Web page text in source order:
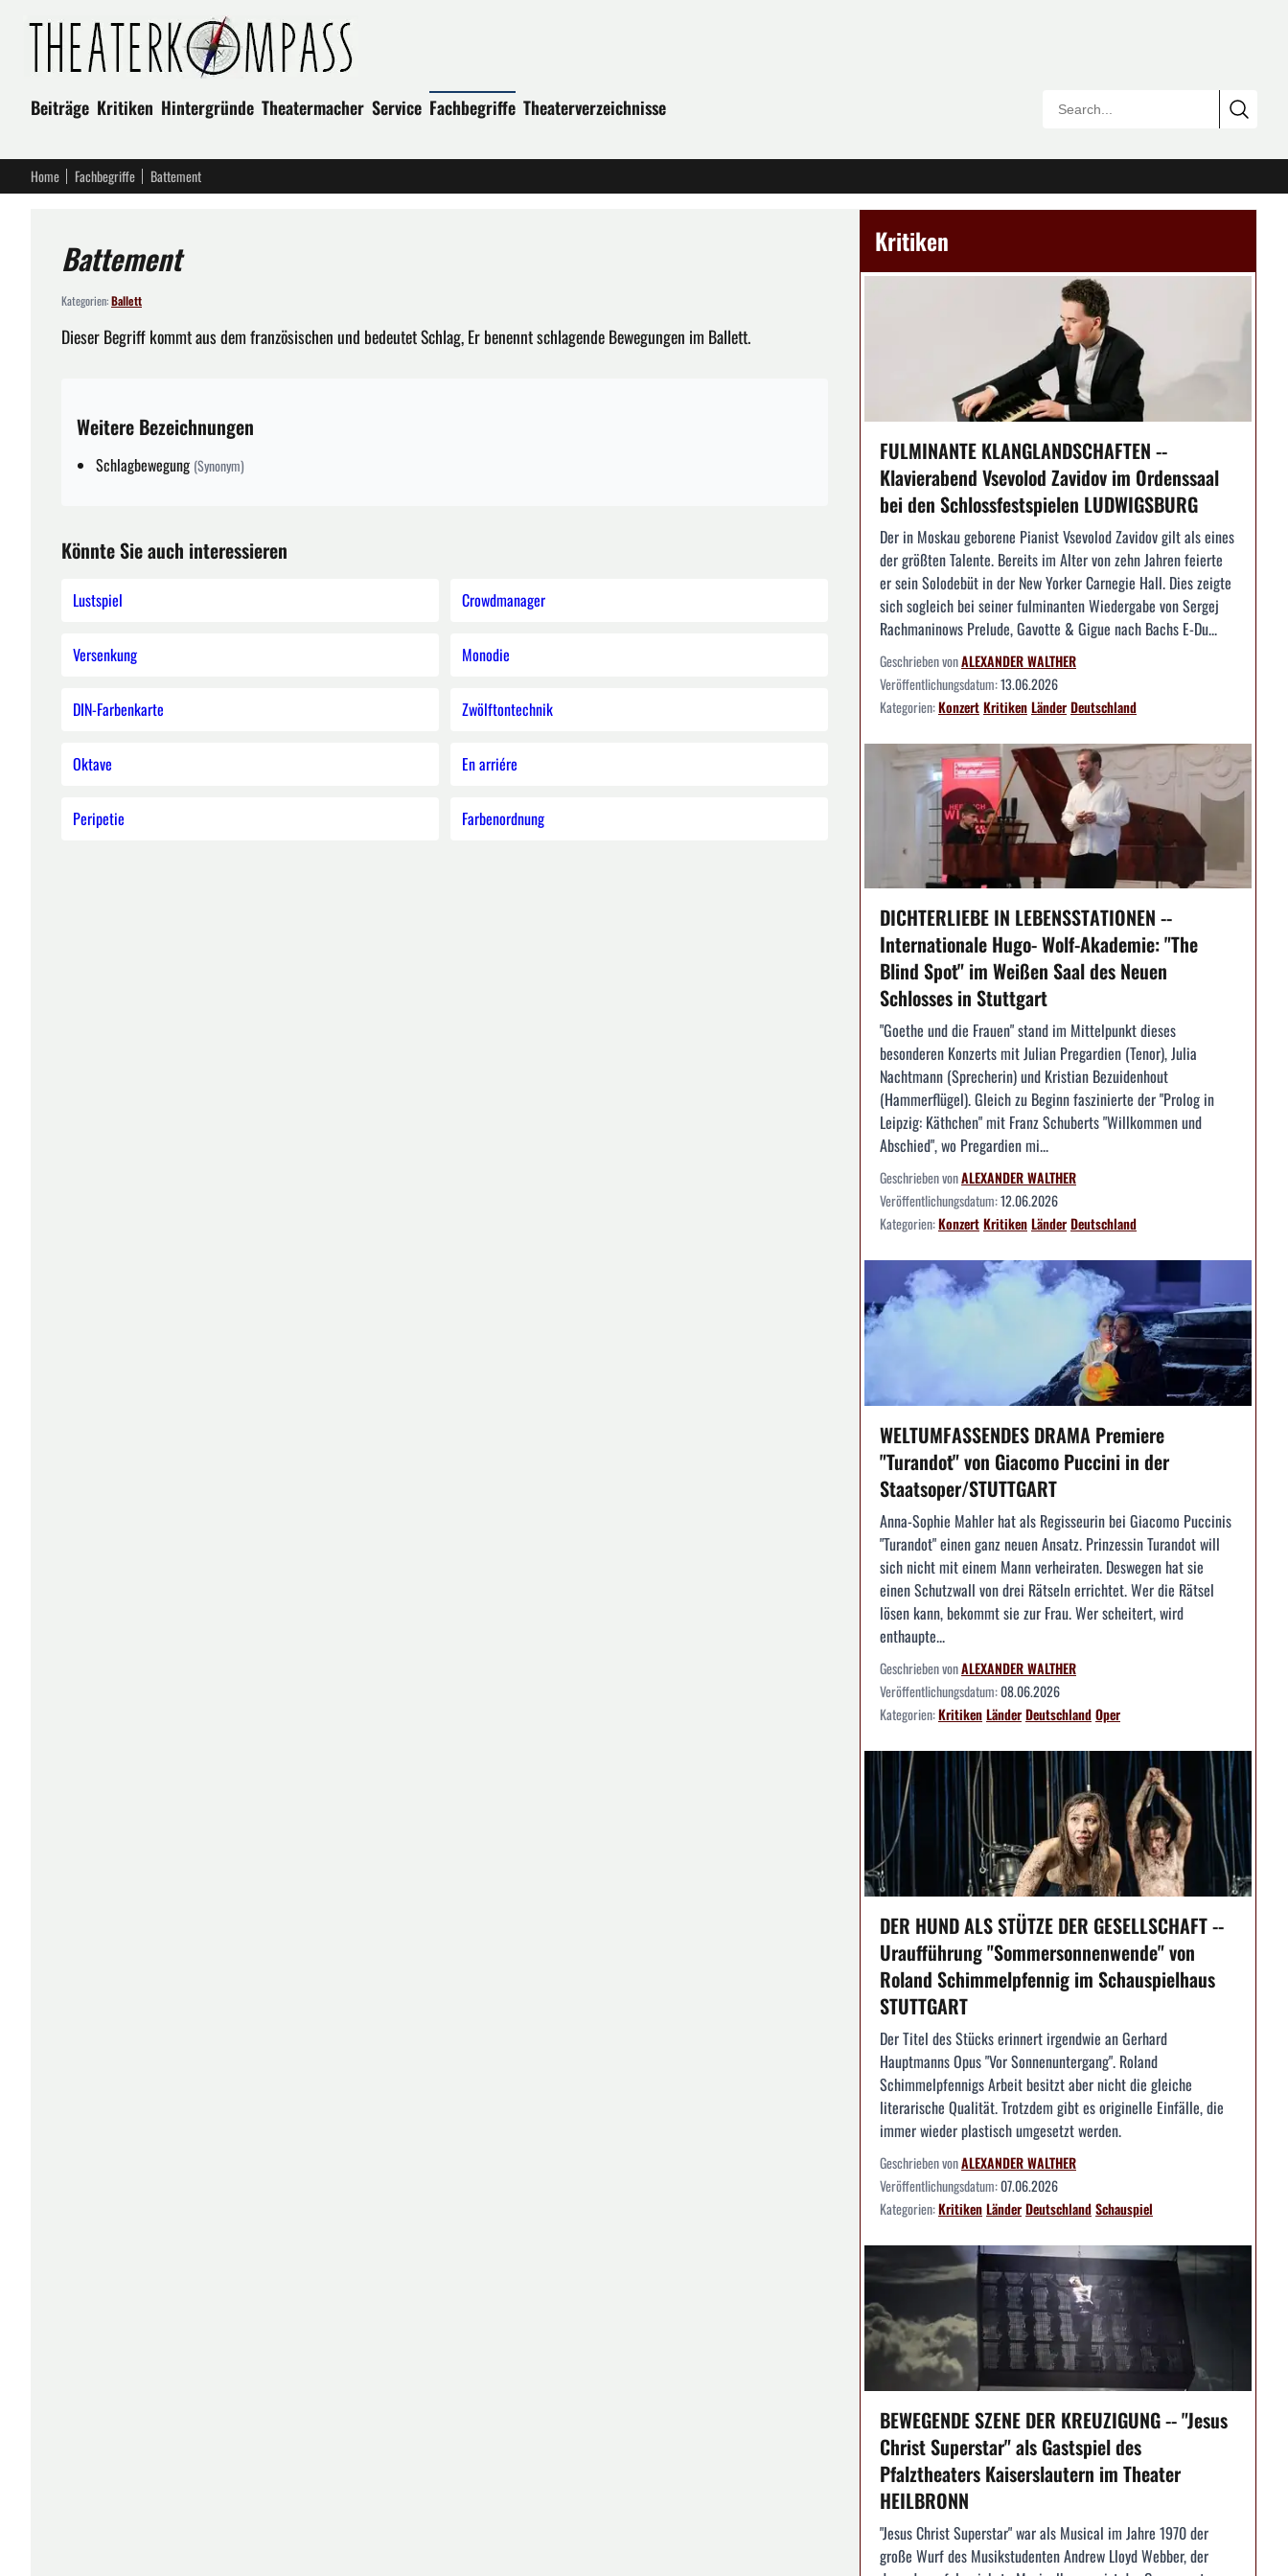
Beiträge Kritiken Hintergründe Theatermacher Service Fachbegriffe Theaterverzeichnisse
Home Fachbegriffe Battement
Battement
Kategorien:Ballett
Dieser Begriff kommt aus dem französischen und bedeutet Schlag, Er benennt schlagende Bewegungen im Ballett.
Weitere Bezeichnungen
Schlagbewegung (Synonym)
Könnte Sie auch interessieren
Lustspiel Crowdmanager
Versenkung Monodie
DIN-Farbenkarte Zwölftontechnik
Oktave En arriére
Peripetie Farbenordnung
Kritiken
FULMINANTE KLANGLANDSCHAFTEN --
Klavierabend Vsevolod Zavidov im Ordenssaal
bei den Schlossfestspielen LUDWIGSBURG
Der in Moskau geborene Pianist Vsevolod Zavidov gilt als eines
der größten Talente. Bereits im Alter von zehn Jahren feierte
er sein Solodebüt in der New Yorker Carnegie Hall. Dies zeigte
sich sogleich bei seiner fulminanten Wiedergabe von Sergej
Rachmaninows Prelude, Gavotte & Gigue nach Bachs E-Du...
Geschrieben vonALEXANDER WALTHER
Veröffentlichungsdatum:13.06.2026
Kategorien:KonzertKritikenLänderDeutschland
DICHTERLIEBE IN LEBENSSTATIONEN --
Internationale Hugo- Wolf-Akademie: "The
Blind Spot" im Weißen Saal des Neuen
Schlosses in Stuttgart
"Goethe und die Frauen" stand im Mittelpunkt dieses
besonderen Konzerts mit Julian Pregardien (Tenor), Julia
Nachtmann (Sprecherin) und Kristian Bezuidenhout
(Hammerflügel). Gleich zu Beginn faszinierte der "Prolog in
Leipzig: Käthchen" mit Franz Schuberts "Willkommen und
Abschied", wo Pregardien mi...
Geschrieben vonALEXANDER WALTHER
Veröffentlichungsdatum:12.06.2026
Kategorien:KonzertKritikenLänderDeutschland
WELTUMFASSENDES DRAMA Premiere
"Turandot" von Giacomo Puccini in der
Staatsoper/STUTTGART
Anna-Sophie Mahler hat als Regisseurin bei Giacomo Puccinis
"Turandot" einen ganz neuen Ansatz. Prinzessin Turandot will
sich nicht mit einem Mann verheiraten. Deswegen hat sie
einen Schutzwall von drei Rätseln errichtet. Wer die Rätsel
lösen kann, bekommt sie zur Frau. Wer scheitert, wird
enthaupte...
Geschrieben vonALEXANDER WALTHER
Veröffentlichungsdatum:08.06.2026
Kategorien:KritikenLänderDeutschlandOper
DER HUND ALS STÜTZE DER GESELLSCHAFT --
Uraufführung "Sommersonnenwende" von
Roland Schimmelpfennig im Schauspielhaus
STUTTGART
Der Titel des Stücks erinnert irgendwie an Gerhard
Hauptmanns Opus "Vor Sonnenuntergang". Roland
Schimmelpfennigs Arbeit besitzt aber nicht die gleiche
literarische Qualität. Trotzdem gibt es originelle Einfälle, die
immer wieder plastisch umgesetzt werden.
Geschrieben vonALEXANDER WALTHER
Veröffentlichungsdatum:07.06.2026
Kategorien:KritikenLänderDeutschlandSchauspiel
BEWEGENDE SZENE DER KREUZIGUNG -- "Jesus
Christ Superstar" als Gastspiel des
Pfalztheaters Kaiserslautern im Theater
HEILBRONN
"Jesus Christ Superstar" war als Musical im Jahre 1970 der
große Wurf des Musikstudenten Andrew Lloyd Webber, der